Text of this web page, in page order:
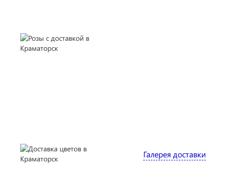
Галерея доставки